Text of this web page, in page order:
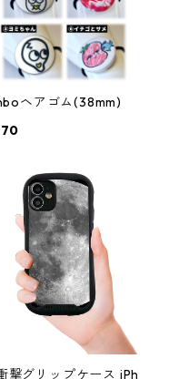
ヘアゴム(38mm)
撃グリップケース iPh